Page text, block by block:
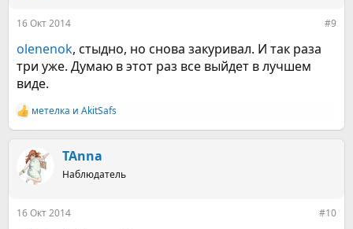
16 Окт 2014 #9
olenenok, стыдно, но снова закуривал. И так раза
три уже. Думаю в этот раз все выйдет в лучшем
виде.
Р
е
и
метелка и AkitSafs
TAnna
Наблюдатель
16 Окт 2014 #10